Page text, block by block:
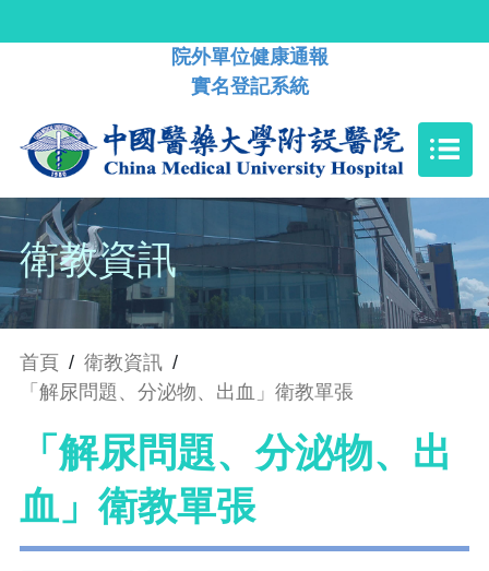
院外單位健康通報
實名登記系統
衛教資訊
首頁 / 衛教資訊 /
「解尿問題、分泌物、出血」衛教單張
「解尿問題、分泌物、出
血」衛教單張